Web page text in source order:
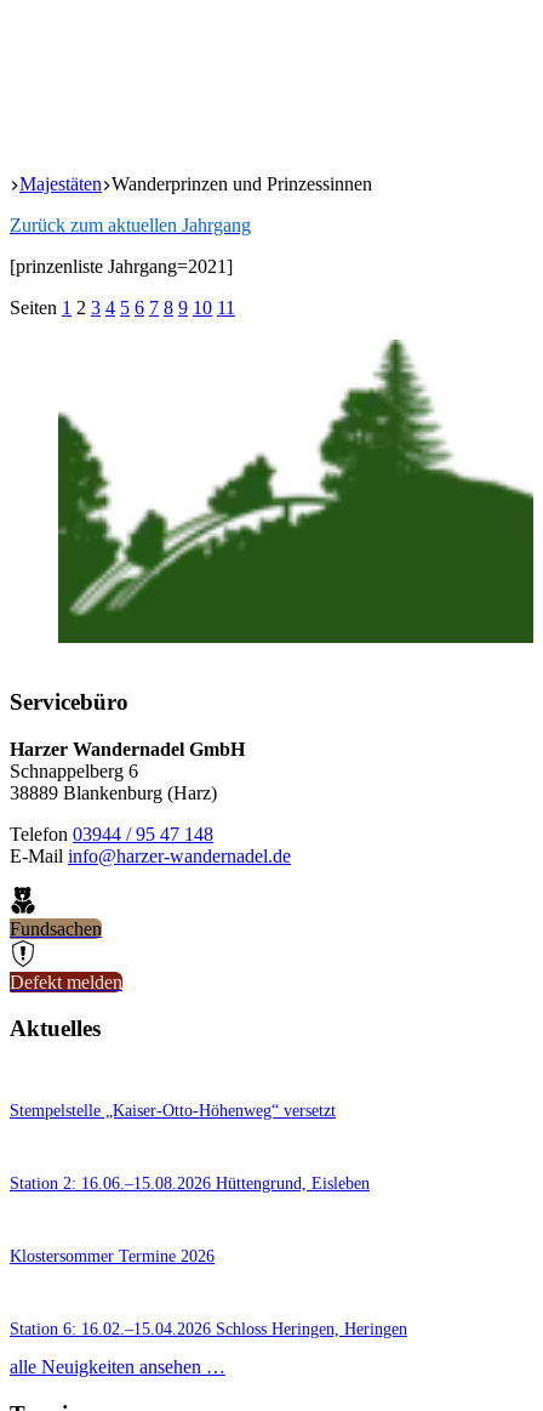
Start
Majestäten Wanderprinzen und Prinzessinnen
Zurück zum aktu­el­len Jahrgang
[prin­zen­lis­te Jahrgang=2021]
Seiten 1 2 3 4 5 6 7 8 9 10 11
Servicebüro
Harzer Wandernadel GmbH
Schnappelberg 6
38889 Blankenburg (Harz)
Telefon 03944 / 95 47 148
E-Mail info@harzer-wandernadel.de
Fundsachen
Defekt melden
Aktuelles
Stempelstelle „Kaiser-Otto-Höhenweg“ versetzt
Station 2: 16.06.–15.08.2026 Hüttengrund, Eisleben
Klostersommer Termine 2026
Station 6: 16.02.–15.04.2026 Schloss Heringen, Heringen
alle Neuigkeiten ansehen …